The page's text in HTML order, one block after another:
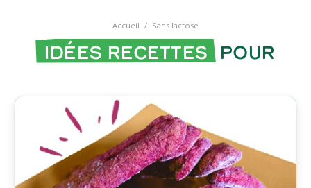
Accueil / Sans lactose
Idées recettes pour